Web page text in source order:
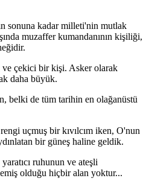
sonuna kadar milleti'nin mutlak
muzaffer kumandanının kişiliği,
ve çekici bir kişi. Asker olarak
daha büyük.
belki de tüm tarihin en olağanüstü
uçmuş bir kıvılcım iken, O'nun
bir güneş haline geldik.
ruhunun ve ateşli
olduğu hiçbir alan yoktur...